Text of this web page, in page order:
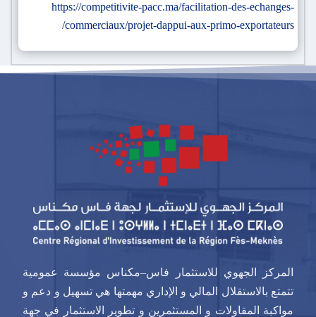
https://competitivite-pacc.ma/facilitation-des-echanges-
commerciaux/projet-dappui-aux-primo-exportateurs/
المركز الجهوي للاستثمار فاس–مكناس مؤسسة عمومية
تتمتع بالاستقلال المالي و الإداري مهمتها هي تسهيل و دعم و
مواكبة المقاولات و المستثمرين و تطوير الاستثمار في جهة